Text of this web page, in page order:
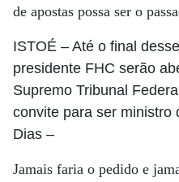
de apostas possa ser o
ISTOÉ – Até o final
presidente FHC serão
Supremo Tribunal
convite para ser ministro
Dias –
Jamais faria o pedido e